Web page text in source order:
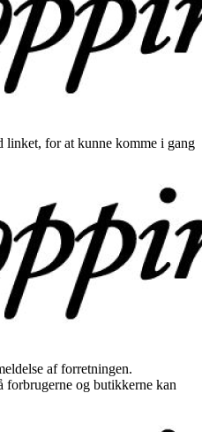
linket, for at kunne komme i gang
af forretningen.
forbrugerne og butikkerne kan